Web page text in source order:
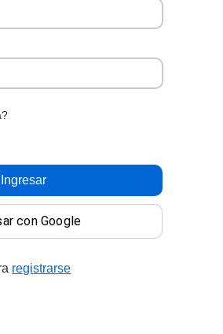
Ingresar
con Google
registrarse